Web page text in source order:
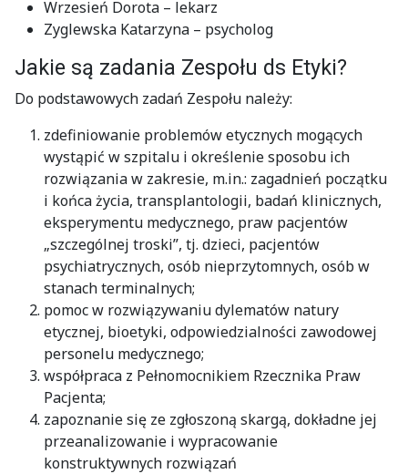
Wrzesień Dorota – lekarz
Zyglewska Katarzyna – psycholog
Jakie są zadania Zespołu ds Etyki?
Do podstawowych zadań Zespołu należy:
zdefiniowanie problemów etycznych mogących
wystąpić w szpitalu i określenie sposobu ich
rozwiązania w zakresie, m.in.: zagadnień początku
i końca życia, transplantologii, badań klinicznych,
eksperymentu medycznego, praw pacjentów
„szczególnej troski”, tj. dzieci, pacjentów
psychiatrycznych, osób nieprzytomnych, osób w
stanach terminalnych;
pomoc w rozwiązywaniu dylematów natury
etycznej, bioetyki, odpowiedzialności zawodowej
personelu medycznego;
współpraca z Pełnomocnikiem Rzecznika Praw
Pacjenta;
zapoznanie się ze zgłoszoną skargą, dokładne jej
przeanalizowanie i wypracowanie
konstruktywnych rozwiązań